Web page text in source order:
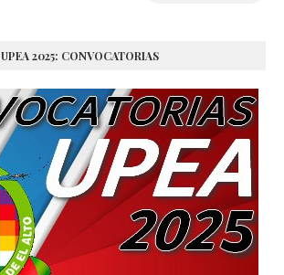
UPEA 2025: CONVOCATORIAS